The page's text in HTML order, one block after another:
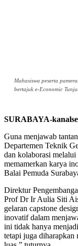
Mahasiswa peserta
bertajuk e-Economic
SURABAYA-
Guna menjawab
Departemen Teknik
dan kolaborasi
memamerkan karya
Balai Pemuda
Direktur
Prof Dr Ir Aulia Siti
gelaran capstone
inovatif dalam
ini tidak hanya
tetapi juga diharapkan